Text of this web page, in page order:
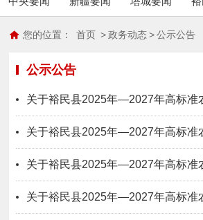
您的位置： 首页 > 政务动态 > 公示公告
公示公告
关于裕民县2025年—2027年高标准农田建设项目四标段无拖欠农民
关于裕民县2025年—2027年高标准农田建设项目六标段无拖欠农民
关于裕民县2025年—2027年高标准农田建设项目二标段无拖欠农民
关于裕民县2025年—2027年高标准农田建设项目一标段无拖欠农民